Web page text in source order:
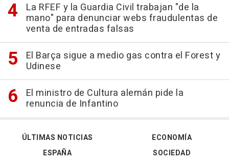
La RFEF y la Guardia Civil trabajan "de la
mano" para denunciar webs fraudulentas de
venta de entradas falsas
El Barça sigue a medio gas contra el Forest y
Udinese
El ministro de Cultura alemán pide la
renuncia de Infantino
ÚLTIMAS NOTICIAS
ESPAÑA
ECONOMÍA
SOCIEDAD